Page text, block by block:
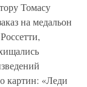
Томасу
на медальон
картин: «Леди